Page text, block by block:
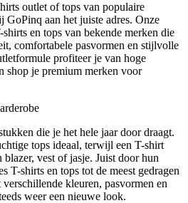
outlet of tops van populaire
GoPinq aan het juiste adres. Onze
en tops van bekende merken die
comfortabele pasvormen en stijlvolle
profiteer je van hoge
shop je premium merken voor
die je het hele jaar door draagt.
tops ideaal, terwijl een T-shirt
blazer, vest of jasje. Juist door hun
T-shirts en tops tot de meest gedragen
kleuren, pasvormen en
weer een nieuwe look.